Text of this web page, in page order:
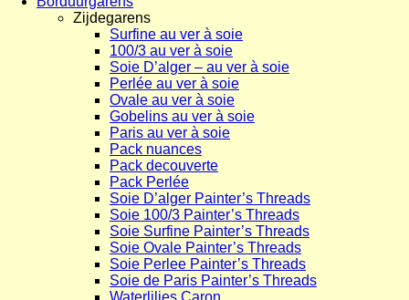
Zijdegarens
Surfine au ver à soie
100/3 au ver à soie
Soie D’alger – au ver à soie
Perlée au ver à soie
Ovale au ver à soie
Gobelins au ver à soie
Paris au ver à soie
Pack nuances
Pack decouverte
Pack Perlée
Soie D’alger Painter’s Threads
Soie 100/3 Painter’s Threads
Soie Surfine Painter’s Threads
Soie Ovale Painter’s Threads
Soie Perlee Painter’s Threads
Soie de Paris Painter’s Threads
Waterlilies Caron